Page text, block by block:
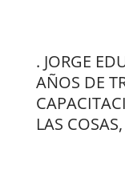
. JORGE
AÑOS DE
LAS